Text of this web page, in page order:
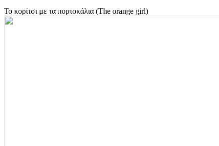
Το κορίτσι με τα πορτοκάλια (The orange girl)